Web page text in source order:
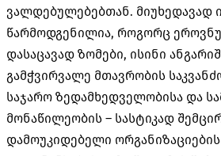
ვალდებულებებთან. მიუხედავად
წარმოდგენილია, როგორც
დასაცავად ზომები, ისინი
გამჭვირვალე მთავრობის
საჯარო ზედამხედველობისა და
მონაწილეობის – სასტიკად
დამოუკიდებელი